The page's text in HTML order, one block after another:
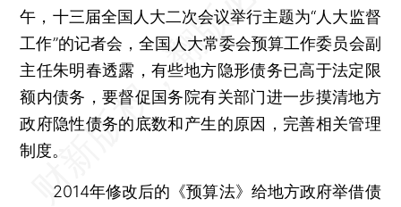
午，十三届全国人大二次会议举行主题为“人大监督
工作”的记者会，全国人大常委会预算工作委员会副
主任朱明春透露，有些地方隐形债务已高于法定限
额内债务，要督促国务院有关部门进一步摸清地方
政府隐性债务的底数和产生的原因，完善相关管理
制度。
2014年修改后的《预算法》给地方政府举借债